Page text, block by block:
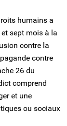
humains a
sept mois à la
contre la
contre
26 du
comprend
et une
ou sociaux